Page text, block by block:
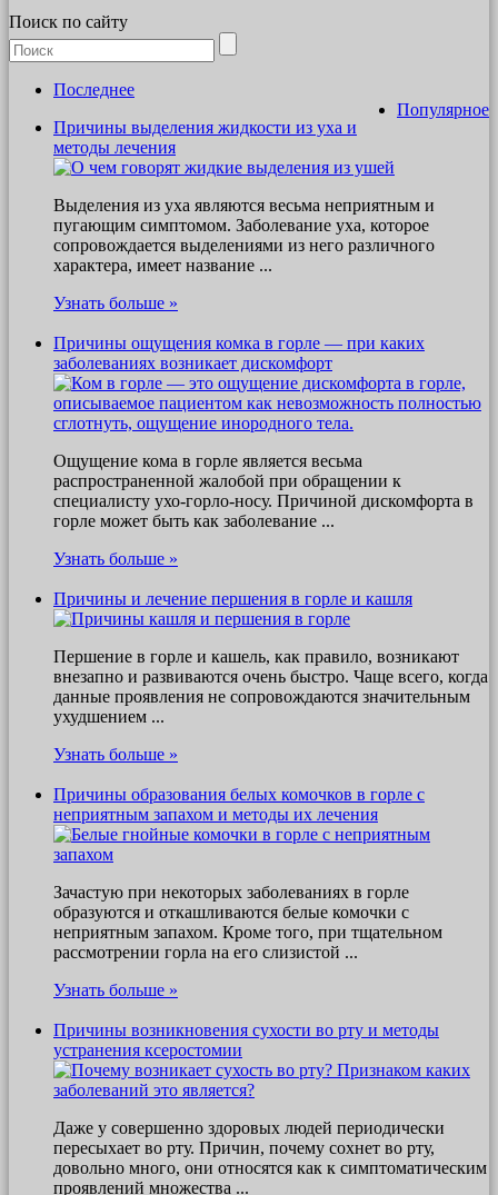
Поиск по сайту
Последнее
Популярное
Причины выделения жидкости из уха и
методы лечения
Выделения из уха являются весьма неприятным и
пугающим симптомом. Заболевание уха, которое
сопровождается выделениями из него различного
характера, имеет название ...
Узнать больше »
Причины ощущения комка в горле — при каких
заболеваниях возникает дискомфорт
Ощущение кома в горле является весьма
распространенной жалобой при обращении к
специалисту ухо-горло-носу. Причиной дискомфорта в
горле может быть как заболевание ...
Узнать больше »
Причины и лечение першения в горле и кашля
Першение в горле и кашель, как правило, возникают
внезапно и развиваются очень быстро. Чаще всего, когда
данные проявления не сопровождаются значительным
ухудшением ...
Узнать больше »
Причины образования белых комочков в горле с
неприятным запахом и методы их лечения
Зачастую при некоторых заболеваниях в горле
образуются и откашливаются белые комочки с
неприятным запахом. Кроме того, при тщательном
рассмотрении горла на его слизистой ...
Узнать больше »
Причины возникновения сухости во рту и методы
устранения ксеростомии
Даже у совершенно здоровых людей периодически
пересыхает во рту. Причин, почему сохнет во рту,
довольно много, они относятся как к симптоматическим
проявлений множества ...